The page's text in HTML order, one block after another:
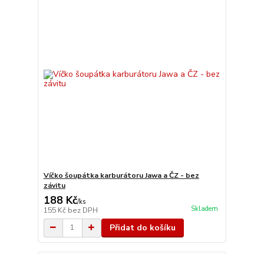
Víčko šoupátka karburátoru Jawa a ČZ - bez
závitu
188 Kč/ks
155 Kč bez DPH Skladem
Přidat do košíku